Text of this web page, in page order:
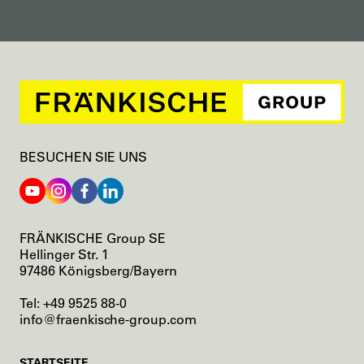
BESUCHEN SIE UNS
FRÄNKISCHE Group SE
Hellinger Str. 1
97486 Königsberg/Bayern
Tel: +49 9525 88-0
info@fraenkische-group.com
NAVIGATION